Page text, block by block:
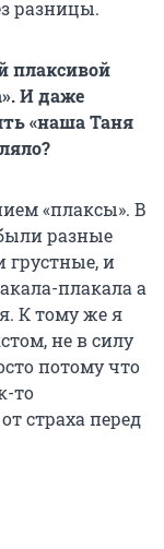
разницы.
плаксивой
И даже
«наша Таня
«плаксы». В
разные
грустные, и
плакала а
К тому же я
не в силу
потому что
то
страха перед